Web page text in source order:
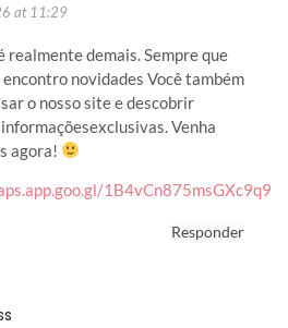
at 11:29
realmente demais. Sempre que
encontro novidades Você também
o nosso site e descobrir
Venha
agora!
1B4vCn875msGXc9q9
Responder